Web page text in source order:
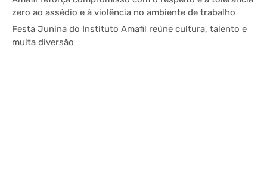
zero ao assédio e à violência no ambiente de trabalho
Festa Junina do Instituto Amafil reúne cultura, talento e
muita diversão